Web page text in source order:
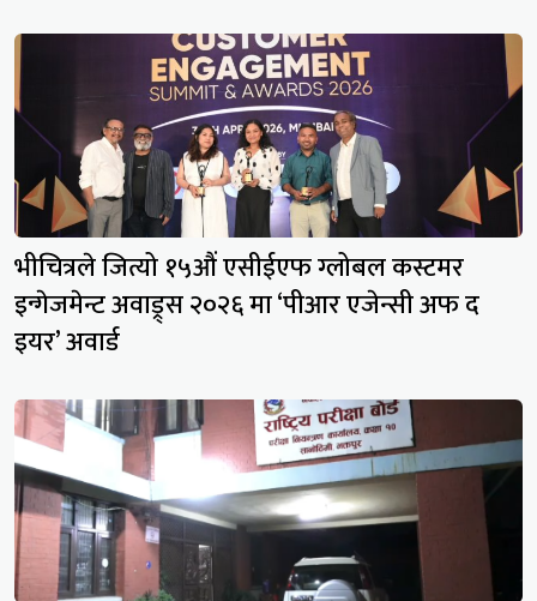
भीचित्रले जित्यो १५औं एसीईएफ ग्लोबल कस्टमर
इन्गेजमेन्ट अवाड्र्स २०२६ मा ‘पीआर एजेन्सी अफ द
इयर’ अवार्ड